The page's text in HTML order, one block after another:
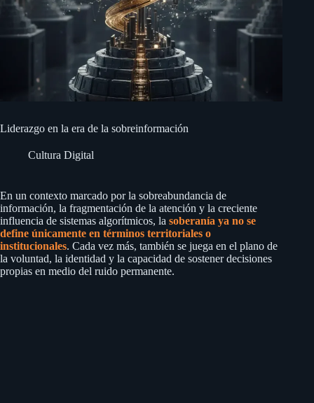
Liderazgo en la era de la sobreinformación
Cultura Digital
En un contexto marcado por la sobreabundancia de
información, la fragmentación de la atención y la creciente
influencia de sistemas algorítmicos, la soberanía ya no se
define únicamente en términos territoriales o
institucionales. Cada vez más, también se juega en el plano de
la voluntad, la identidad y la capacidad de sostener decisiones
propias en medio del ruido permanente.